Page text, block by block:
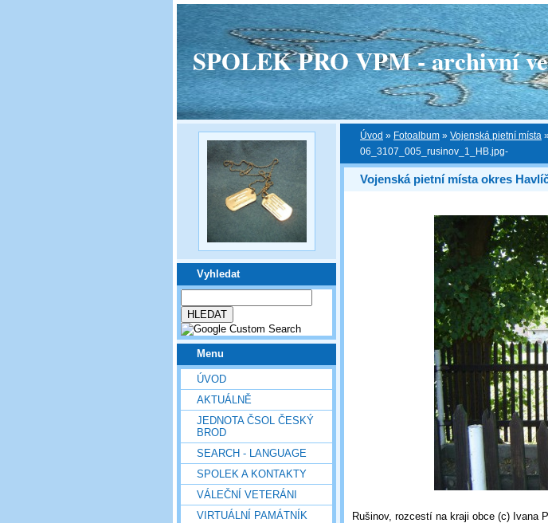
SPOLEK PRO VPM - archivní
Vyhledat
Menu
ÚVOD
AKTUÁLNĚ
JEDNOTA ČSOL ČESKÝ
BROD
SEARCH - LANGUAGE
SPOLEK A KONTAKTY
VÁLEČNÍ VETERÁNI
VIRTUÁLNÍ PAMÁTNÍK
Úvod » Fotoalbum » Vojenská pietní místa
06_3107_005_rusinov_1_HB.jpg-
Vojenská pietní místa okres
Rušinov, rozcestí na kraji obce (c) Ivana